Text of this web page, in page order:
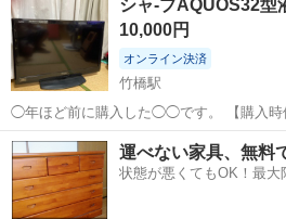
しません。 中古品のため、細かい傷や使用
なります。
シャ-プAQUOS32型
10,000円
オンライン決済
竹橋駅
◯年ほど前に購入した◯◯です。 【購入
ズ】縦：◯cm、横：◯cm、奥行き：◯cm
状態】とくに目立った傷はありません。
いいのでまだまだ使えます！...
東京 千代田区 竹橋駅 テレビ
運べない家具、無料
状態が悪くてもOK！最大